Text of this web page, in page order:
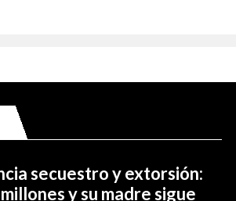
secuestro y extorsión:
y su madre sigue